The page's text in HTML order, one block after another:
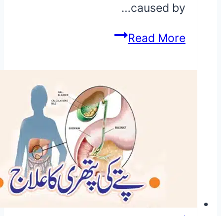
caused by…
Read Moreجگر
سکڑ
جانا